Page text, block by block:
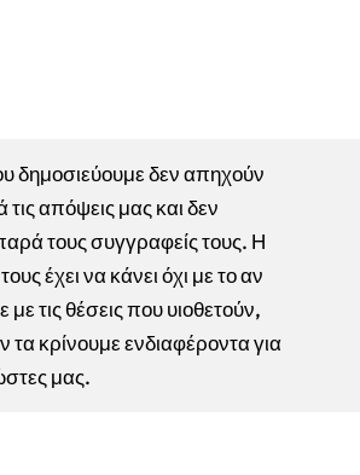
δημοσιεύουμε δεν απηχούν
απόψεις μας και δεν
τους συγγραφείς τους. Η
έχει να κάνει όχι με το αν
τις θέσεις που υιοθετούν,
τα κρίνουμε ενδιαφέροντα για
μας.